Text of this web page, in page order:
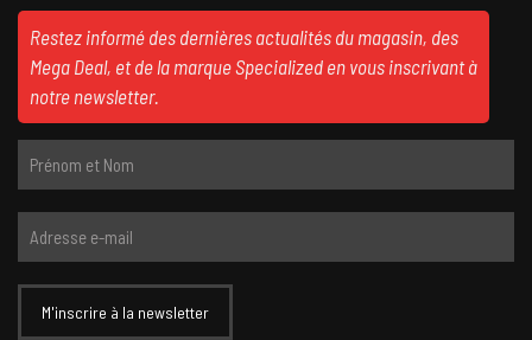
Restez informé des dernières actualités du magasin, des
Mega Deal, et de la marque Specialized en vous inscrivant à
notre newsletter.